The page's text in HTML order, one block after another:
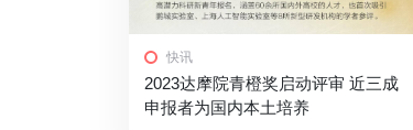
快讯
2023达摩院青橙奖启动评审 近三成
申报者为国内本土培养